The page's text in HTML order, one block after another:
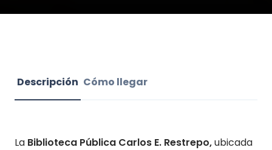
Descripción Cómo llegar
La Biblioteca Pública Carlos E. Restrepo,ubicada